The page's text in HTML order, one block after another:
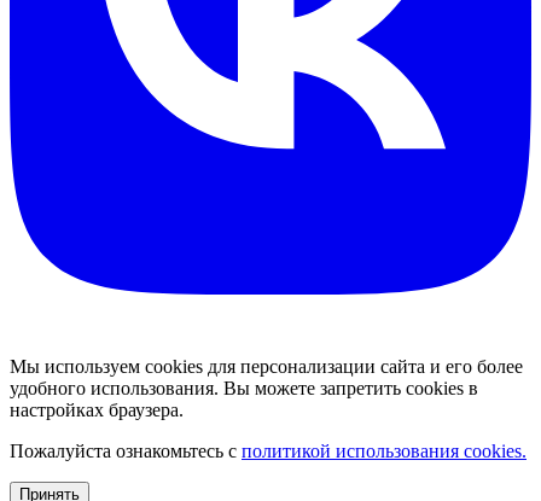
Мы используем cookies для персонализации сайта и его более
удобного использования. Вы можете запретить cookies в
настройках браузера.
Пожалуйста ознакомьтесь с политикой использования cookies.
Принять